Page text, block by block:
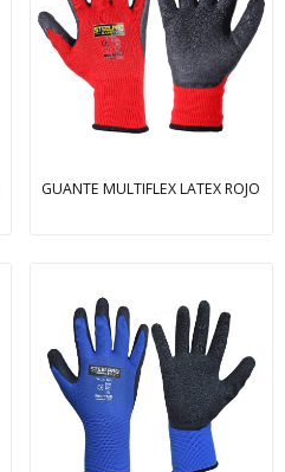
GUANTE MULTIFLEX LATEX ROJO